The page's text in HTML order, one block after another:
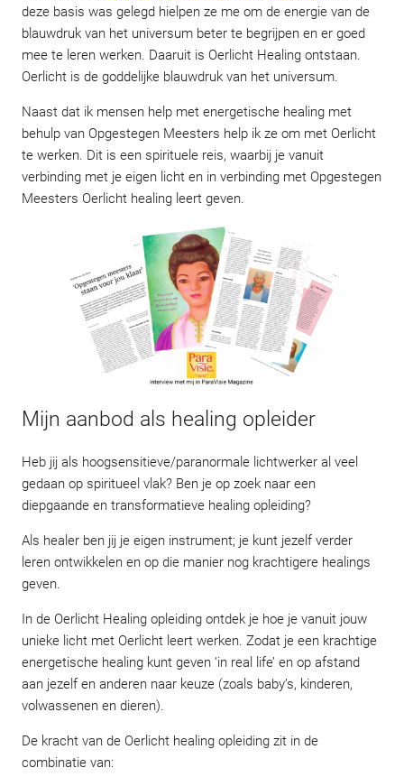
deze basis was gelegd hielpen ze me om de energie van de
blauwdruk van het universum beter te begrijpen en er goed
mee te leren werken. Daaruit is Oerlicht Healing ontstaan.
Oerlicht is de goddelijke blauwdruk van het universum.
Naast dat ik mensen help met energetische healing met
behulp van Opgestegen Meesters help ik ze om met Oerlicht
te werken. Dit is een spirituele reis, waarbij je vanuit
verbinding met je eigen licht en in verbinding met Opgestegen
Meesters Oerlicht healing leert geven.
Mijn aanbod als healing opleider
Heb jij als hoogsensitieve/paranormale lichtwerker al veel
gedaan op spiritueel vlak? Ben je op zoek naar een
diepgaande en transformatieve healing opleiding?
Als healer ben jij je eigen instrument; je kunt jezelf verder
leren ontwikkelen en op die manier nog krachtigere healings
geven.
In de Oerlicht Healing opleiding ontdek je hoe je vanuit jouw
unieke licht met Oerlicht leert werken. Zodat je een krachtige
energetische healing kunt geven ‘in real life’ en op afstand
aan jezelf en anderen naar keuze (zoals baby’s, kinderen,
volwassenen en dieren).
De kracht van de Oerlicht healing opleiding zit in de
combinatie van: